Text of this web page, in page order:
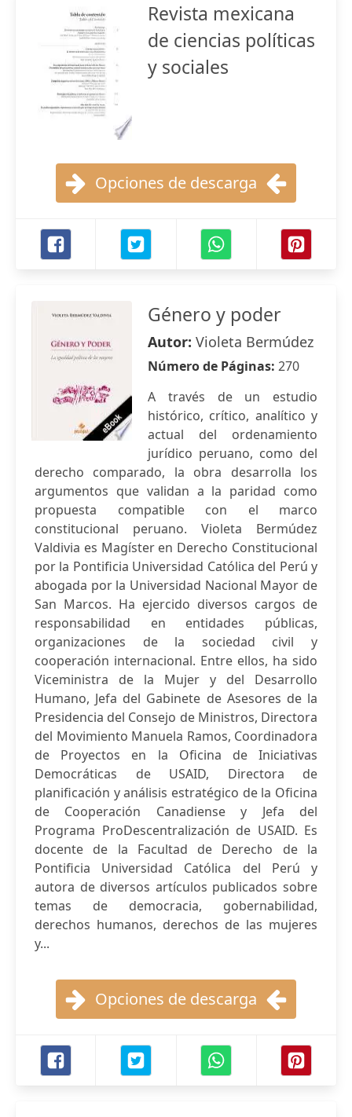
Revista mexicana
de ciencias políticas
y sociales
Opciones de descarga
Género y poder
Autor: Violeta Bermúdez
Número de Páginas: 270
A través de un estudio
histórico, crítico, analítico y
actual del ordenamiento
jurídico peruano, como del
derecho comparado, la obra desarrolla los
argumentos que validan a la paridad como
propuesta compatible con el marco
constitucional peruano. Violeta Bermúdez
Valdivia es Magíster en Derecho Constitucional
por la Pontificia Universidad Católica del Perú y
abogada por la Universidad Nacional Mayor de
San Marcos. Ha ejercido diversos cargos de
responsabilidad en entidades públicas,
organizaciones de la sociedad civil y
cooperación internacional. Entre ellos, ha sido
Viceministra de la Mujer y del Desarrollo
Humano, Jefa del Gabinete de Asesores de la
Presidencia del Consejo de Ministros, Directora
del Movimiento Manuela Ramos, Coordinadora
de Proyectos en la Oficina de Iniciativas
Democráticas de USAID, Directora de
planificación y análisis estratégico de la Oficina
de Cooperación Canadiense y Jefa del
Programa ProDescentralización de USAID. Es
docente de la Facultad de Derecho de la
Pontificia Universidad Católica del Perú y
autora de diversos artículos publicados sobre
temas de democracia, gobernabilidad,
derechos humanos, derechos de las mujeres
y...
Opciones de descarga